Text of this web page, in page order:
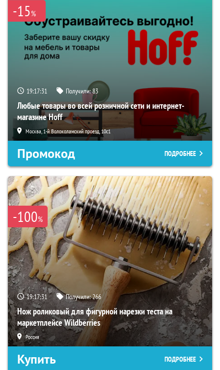
-15%
19:17:30 Получили:83
Любые товары во всей розничной сети и интернет-
магазине Hoff
Москва, 1-й Волоколамский проезд, 10с1
Промокод ПОДРОБНЕЕ
-100%
19:17:30 Получили:266
Нож роликовый для фигурной нарезки теста на
маркетплейсе Wildberries
Россия
Купить ПОДРОБНЕЕ